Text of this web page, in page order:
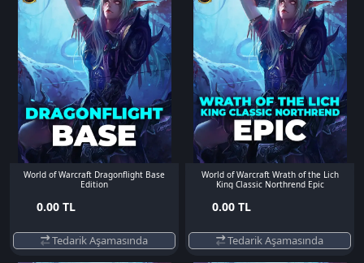
World of Warcraft Dragonflight Base
Edition
0.00 TL
Tedarik Aşamasında
World of Warcraft Wrath of the Lich
King Classic Northrend Epic
0.00 TL
Tedarik Aşamasında